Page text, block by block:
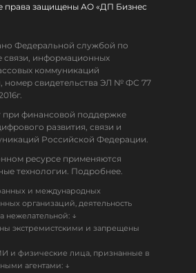
права защищены АО «ДП Бизнес
Федеральной службой по
связи, информационных
коммуникаций
номер свидетельства ЭЛ № ФС 77
при финансовой поддержке
развития, связи и
Российской Федерации.
ресурсе применяются
технологии. Подробнее.
и международных
организаций, деятельность
нежелательной: ↓
экстремистскими и запрещены
и физические лица, признанные в
агентами: ↓